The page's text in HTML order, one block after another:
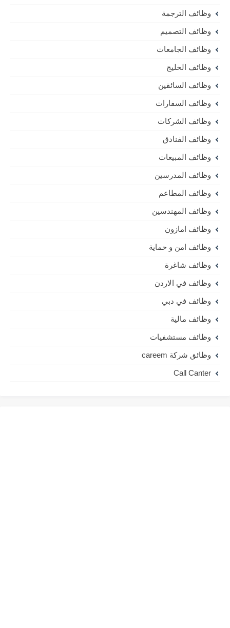
وظائف الترجمة
وظائف التصميم
وظائف الجامعات
وظائف الخليج
وظائف السائقين
وظائف السفارات
وظائف الشركات
وظائف الفنادق
وظائف المبيعات
وظائف المدرسين
وظائف المطاعم
وظائف المهندسين
وظائف امازون
وظائف امن و حماية
وظائف شاغرة
وظائف في الاردن
وظائف في دبي
وظائف مالية
وظائف مستشفيات
وظائق شركة careem
Call Canter